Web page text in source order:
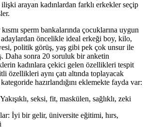
ilişki arayan kadınlardan farklı erkekler seçip
sperm bankalarında çocuklarına uygun
adaylardan öncelikle ideal erkeği boy, kilo,
politik görüş, yaş gibi pek çok unsur ile
Daha sonra 20 soruluk bir anketin
kadınlara çekici gelen özellikleri tespit
özellikleri aynı çatı altında toplayacak
kategoride hazırlandığını eklemekte fayda var:
seksi, fit, maskülen, sağlıklı, zeki
İyi bir gelir, üniversite eğitimi, hırs,